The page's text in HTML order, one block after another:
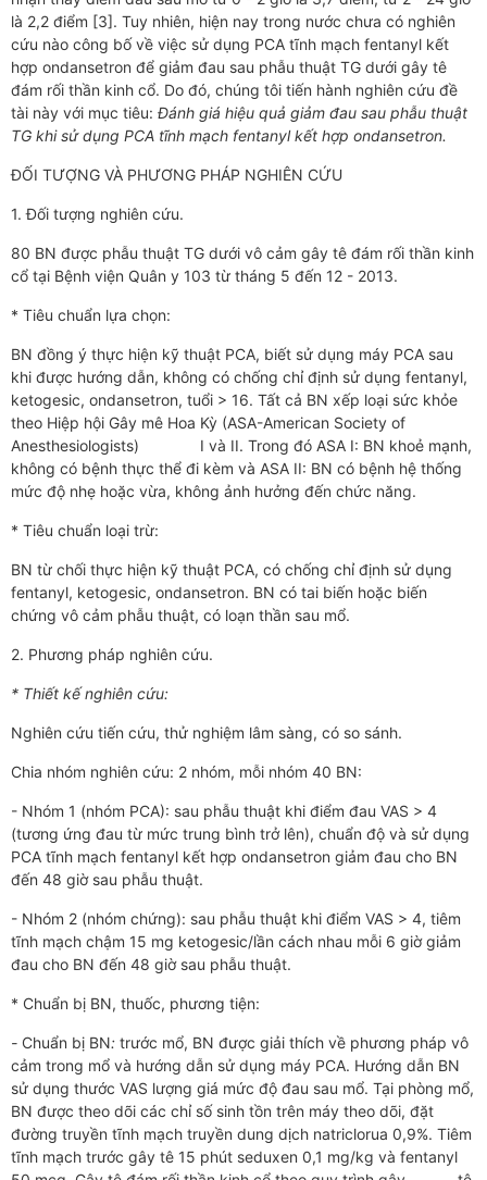
là 2,2 điểm [3]. Tuy nhiên, hiện nay trong nước chưa có nghiên
cứu nào công bố về việc sử dụng PCA tĩnh mạch fentanyl kết
hợp ondansetron để giảm đau sau phẫu thuật TG dưới gây tê
đám rối thần kinh cổ. Do đó, chúng tôi tiến hành nghiên cứu đề
tài này với mục tiêu: Đánh giá hiệu quả giảm đau sau phẫu thuật
TG khi sử dụng PCA tĩnh mạch fentanyl kết hợp ondansetron.
ĐỐI TƯỢNG VÀ PHƯƠNG PHÁP NGHIÊN CỨU
1. Đối tượng nghiên cứu.
80 BN được phẫu thuật TG dưới vô cảm gây tê đám rối thần kinh
cổ tại Bệnh viện Quân y 103 từ tháng 5 đến 12 - 2013.
* Tiêu chuẩn lựa chọn:
BN đồng ý thực hiện kỹ thuật PCA, biết sử dụng máy PCA sau
khi được hướng dẫn, không có chống chỉ định sử dụng fentanyl,
ketogesic, ondansetron, tuổi > 16. Tất cả BN xếp loại sức khỏe
theo Hiệp hội Gây mê Hoa Kỳ (ASA-American Society of
Anesthesiologists) I và II. Trong đó ASA I: BN khoẻ mạnh,
không có bệnh thực thể đi kèm và ASA II: BN có bệnh hệ thống
mức độ nhẹ hoặc vừa, không ảnh hưởng đến chức năng.
* Tiêu chuẩn loại trừ:
BN từ chối thực hiện kỹ thuật PCA, có chống chỉ định sử dụng
fentanyl, ketogesic, ondansetron. BN có tai biến hoặc biến
chứng vô cảm phẫu thuật, có loạn thần sau mổ.
2. Phương pháp nghiên cứu.
* Thiết kế nghiên cứu:
Nghiên cứu tiến cứu, thử nghiệm lâm sàng, có so sánh.
Chia nhóm nghiên cứu: 2 nhóm, mỗi nhóm 40 BN:
- Nhóm 1 (nhóm PCA): sau phẫu thuật khi điểm đau VAS > 4
(tương ứng đau từ mức trung bình trở lên), chuẩn độ và sử dụng
PCA tĩnh mạch fentanyl kết hợp ondansetron giảm đau cho BN
đến 48 giờ sau phẫu thuật.
- Nhóm 2 (nhóm chứng): sau phẫu thuật khi điểm VAS > 4, tiêm
tĩnh mạch chậm 15 mg ketogesic/lần cách nhau mỗi 6 giờ giảm
đau cho BN đến 48 giờ sau phẫu thuật.
* Chuẩn bị BN, thuốc, phương tiện:
- Chuẩn bị BN: trước mổ, BN được giải thích về phương pháp vô
cảm trong mổ và hướng dẫn sử dụng máy PCA. Hướng dẫn BN
sử dụng thước VAS lượng giá mức độ đau sau mổ. Tại phòng mổ,
BN được theo dõi các chỉ số sinh tồn trên máy theo dõi, đặt
đường truyền tĩnh mạch truyền dung dịch natriclorua 0,9%. Tiêm
tĩnh mạch trước gây tê 15 phút seduxen 0,1 mg/kg và fentanyl